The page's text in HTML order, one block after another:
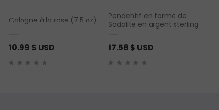
Cologne à la rose (7.5 oz)
10.99 $ USD
Pendentif en forme de
Sodalite en argent sterling
17.58 $ USD